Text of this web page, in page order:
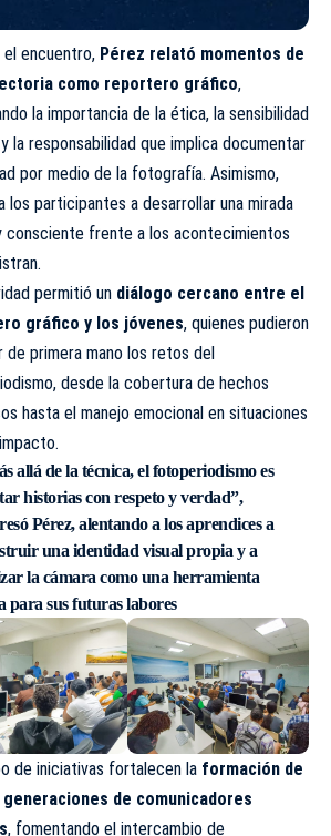
el encuentro, Pérez relató momentos de
como reportero gráfico,
la importancia de la ética, la sensibilidad
y la responsabilidad que implica documentar
por medio de la fotografía. Asimismo,
los participantes a desarrollar una mirada
consciente frente a los acontecimientos
permitió un diálogo cercano entre el
gráfico y los jóvenes, quienes pudieron
de primera mano los retos del
desde la cobertura de hechos
hasta el manejo emocional en situaciones
allá de la técnica, el fotoperiodismo es
historias con respeto y verdad”,
Pérez, alentando a los aprendices a
una identidad visual propia y a
la cámara como una herramienta
para sus futuras labores
de iniciativas fortalecen la formación de
generaciones de comunicadores
, fomentando el intercambio de